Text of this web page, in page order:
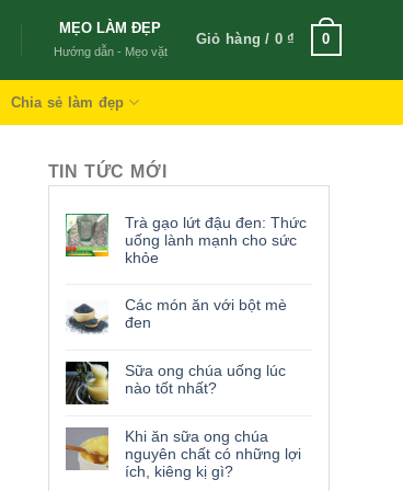
MẸO LÀM ĐẸP
Hướng dẫn - Mẹo vặt
Giỏ hàng / 0₫ 0
Chia sẻ làm đẹp
TIN TỨC MỚI
Trà gạo lứt đậu đen: Thức
uống lành mạnh cho sức
khỏe
Các món ăn với bột mè
đen
Sữa ong chúa uống lúc
nào tốt nhất?
Khi ăn sữa ong chúa
nguyên chất có những lợi
ích, kiêng kị gì?